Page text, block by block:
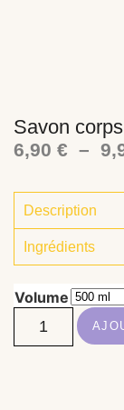
Savon
6,90 € –
Description
Ingrédients
Volume